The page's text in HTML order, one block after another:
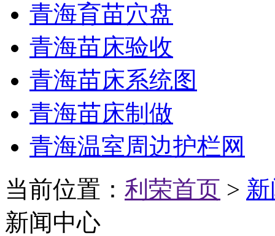
青海育苗穴盘
青海苗床验收
青海苗床系统图
青海苗床制做
青海温室周边护栏网
当前位置： 利荣首页 >
新闻中心